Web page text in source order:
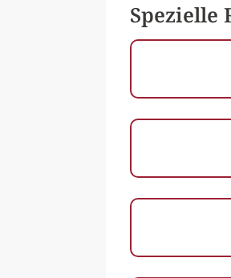
Spezielle